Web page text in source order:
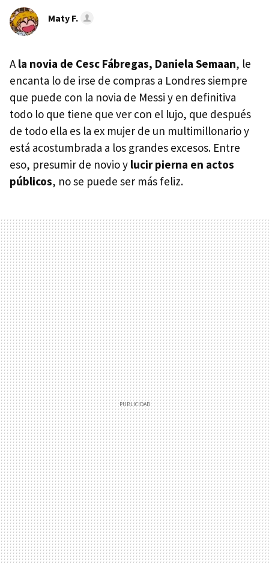
Maty F.
Ala novia de Cesc Fábregas, Daniela Semaan, le
encanta lo de irse de compras a Londres siempre
que puede con la novia de Messi y en definitiva
todo lo que tiene que ver con el lujo, que después
de todo ella es la ex mujer de un multimillonario y
está acostumbrada a los grandes excesos. Entre
eso, presumir de novio y lucir pierna en actos
públicos, no se puede ser más feliz.